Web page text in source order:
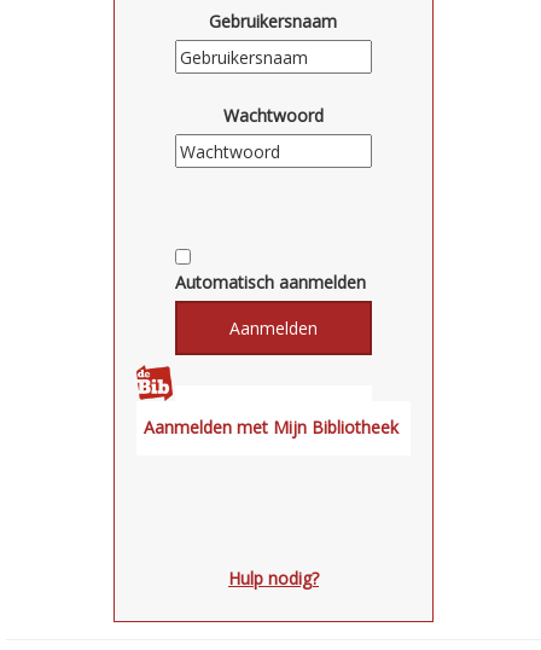
Gebruikersnaam
Wachtwoord
Automatisch aanmelden
Hulp nodig?